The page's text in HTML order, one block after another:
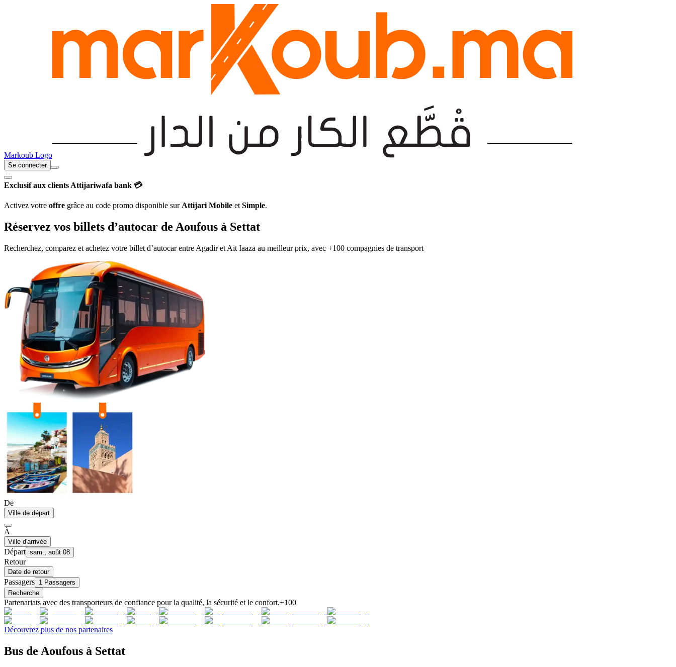
Markoub Logo
Se connecter
Exclusif aux clients Attijariwafa bank 💳
Activez votre offre grâce au code promo disponible sur Attijari Mobile et Simple.
Réservez vos billets d’autocar de Aoufous à Settat
Recherchez, comparez et achetez votre billet d’autocar entre Agadiret Ait Iaaza au meilleur prix, avec +100 compagnies de transport
De
Ville de départ
À
Ville d'arrivée
Départ sam., août 08
Retour
Date de retour
Passagers 1 Passagers
Recherche
Partenariats avec des transporteurs de confiance pour la qualité, la sécurité et le confort.+100
Découvrez plus de nos partenaires
Bus de Aoufous à Settat